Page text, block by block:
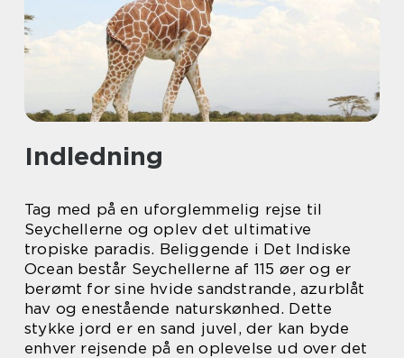
Indledning
Tag med på en uforglemmelig rejse til
Seychellerne og oplev det ultimative
tropiske paradis. Beliggende i Det Indiske
Ocean består Seychellerne af 115 øer og er
berømt for sine hvide sandstrande, azurblåt
hav og enestående naturskønhed. Dette
stykke jord er en sand juvel, der kan byde
enhver rejsende på en oplevelse ud over det